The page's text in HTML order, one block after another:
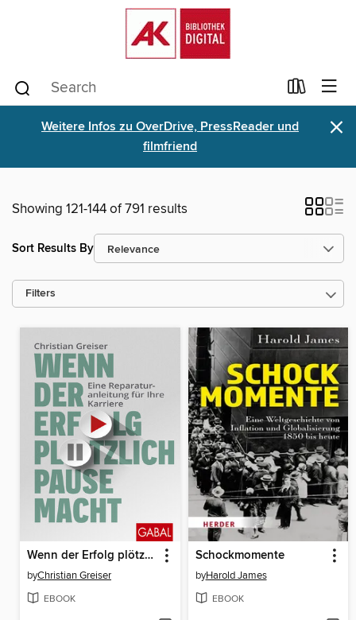
Weitere Infos zu OverDrive, PressReader und
filmfriend
×
Showing 121-144 of 791 results
Sort Results By
Filters
Wenn der Erfolg plötzlich Pause macht
byChristian Greiser
EBOOK
Schockmomente
byHarold James
EBOOK